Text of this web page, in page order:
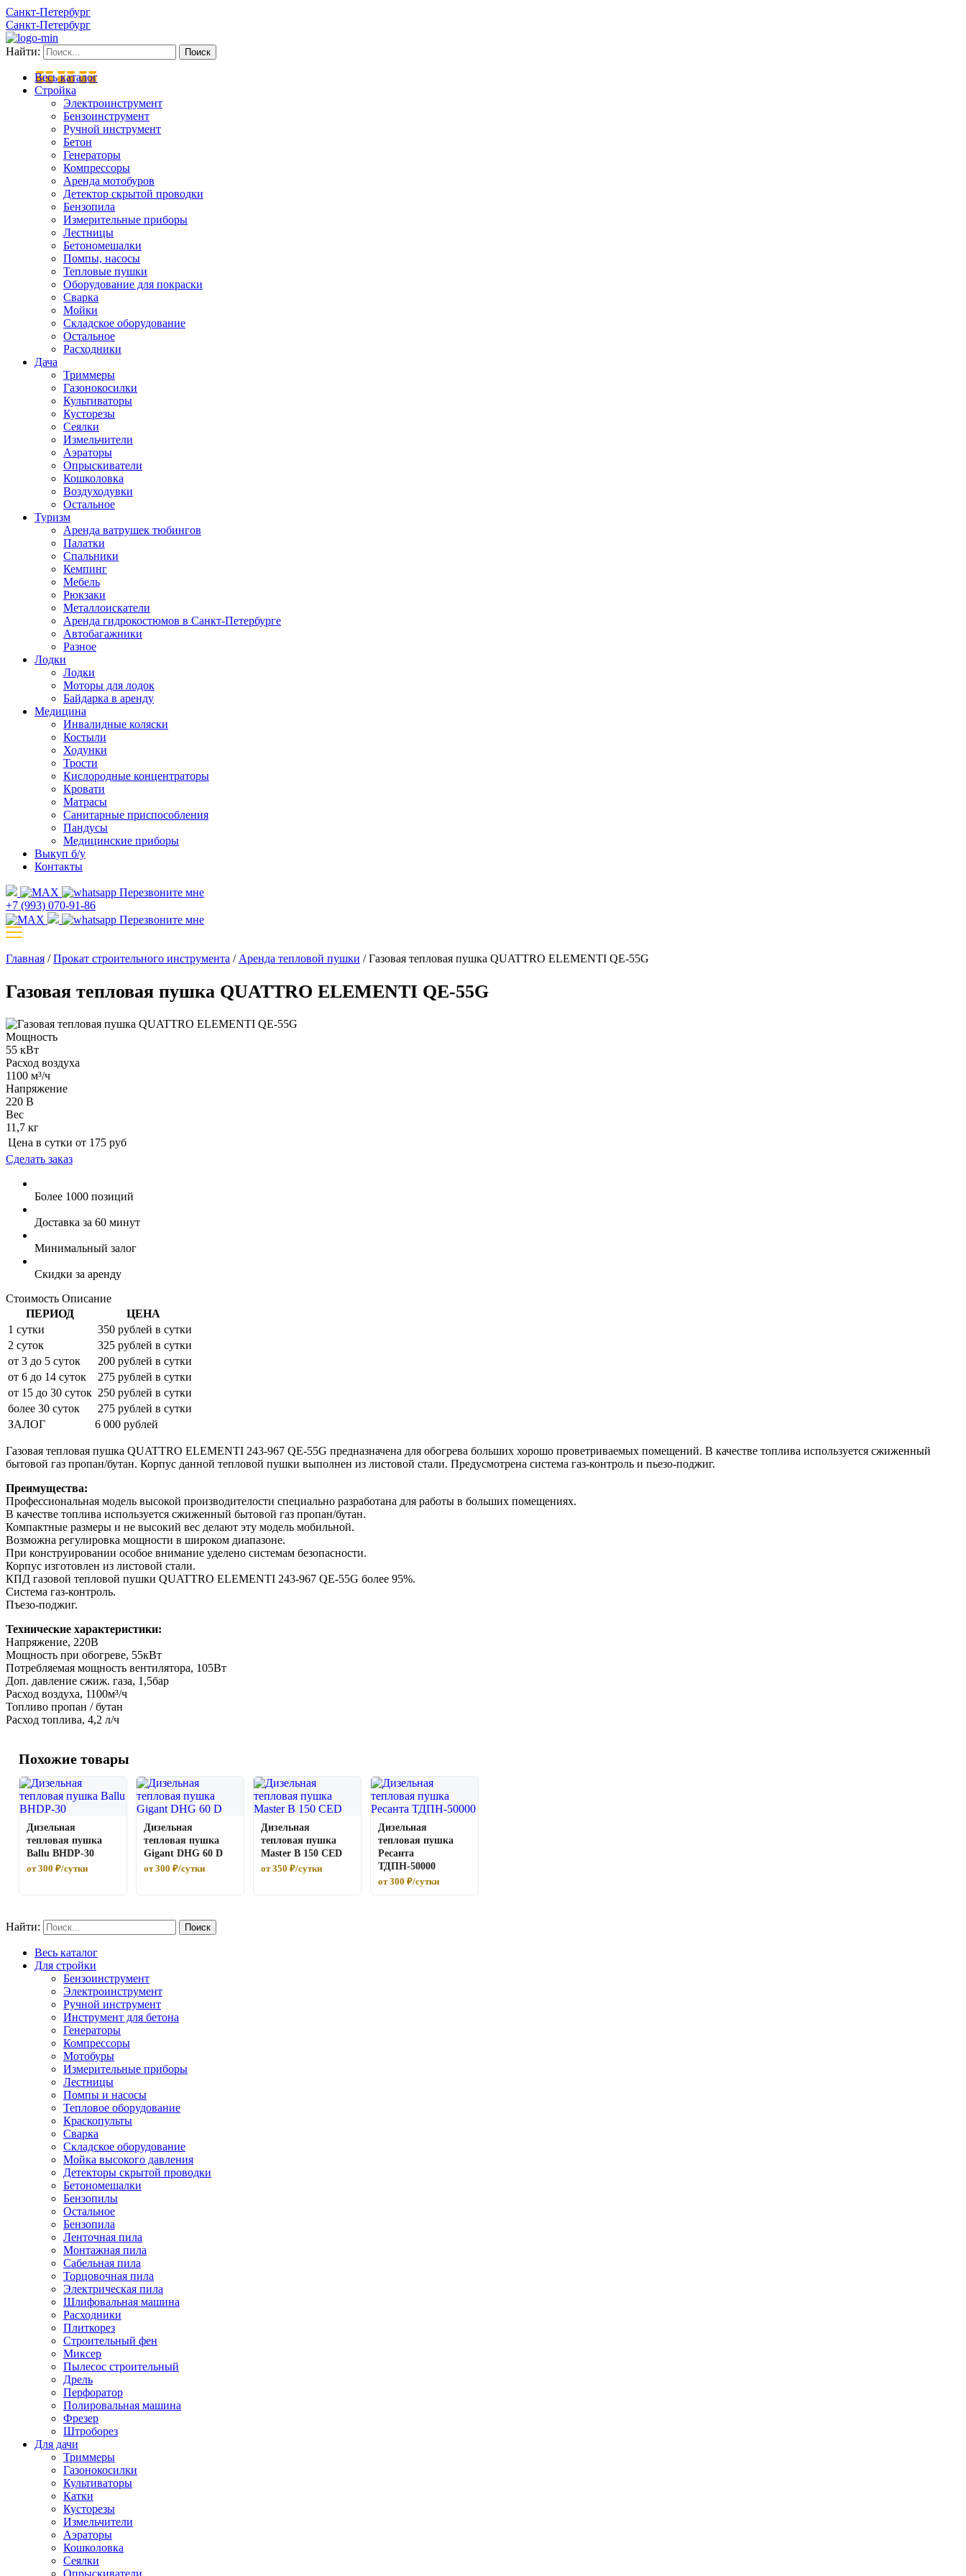
Санкт-Петербург
Санкт-Петербург
Найти:
Весь каталог
Стройка
Электроинструмент
Бензоинструмент
Ручной инструмент
Бетон
Генераторы
Компрессоры
Аренда мотобуров
Детектор скрытой проводки
Бензопила
Измерительные приборы
Лестницы
Бетономешалки
Помпы, насосы
Тепловые пушки
Оборудование для покраски
Сварка
Мойки
Складское оборудование
Остальное
Расходники
Дача
Триммеры
Газонокосилки
Культиваторы
Кусторезы
Сеялки
Измельчители
Аэраторы
Опрыскиватели
Кошколовка
Воздуходувки
Остальное
Туризм
Аренда ватрушек тюбингов
Палатки
Спальники
Кемпинг
Мебель
Рюкзаки
Металлоискатели
Аренда гидрокостюмов в Санкт-Петербурге
Автобагажники
Разное
Лодки
Лодки
Моторы для лодок
Байдарка в аренду
Медицина
Инвалидные коляски
Костыли
Ходунки
Трости
Кислородные концентраторы
Кровати
Матрасы
Санитарные приспособления
Пандусы
Медицинские приборы
Выкуп б/у
Контакты
Перезвоните мне
+7 (993) 070-91-86
Перезвоните мне
Главная /Прокат строительного инструмента / Аренда тепловой пушки /Газовая тепловая пушка QUATTRO ELEMENTI QE-55G
Газовая тепловая пушка QUATTRO ELEMENTI QE-55G
Мощность
55 кВт
Расход воздуха
1100 м³/ч
Напряжение
220 В
Вес
11,7 кг
Цена в сутки от 175 руб
Сделать заказ
Более 1000 позиций
Доставка за 60 минут
Минимальный залог
Скидки за аренду
Стоимость Описание
ПЕРИОД
ЦЕНА
1 сутки
350 рублей в сутки
2 суток
325 рублей в сутки
от 3 до 5 суток
200 рублей в сутки
от 6 до 14 суток
275 рублей в сутки
от 15 до 30 суток 250 рублей в сутки
более 30 суток
275 рублей в сутки
ЗАЛОГ
6 000 рублей
Газовая тепловая пушка QUATTRO ELEMENTI 243-967 QE-55G предназначена для обогрева больших хорошо проветриваемых помещений. В качестве топлива используется сжиженный
бытовой газ пропан/бутан. Корпус данной тепловой пушки выполнен из листовой стали. Предусмотрена система газ-контроль и пьезо-поджиг.
Преимущества:
Профессиональная модель высокой производителости специально разработана для работы в больших помещениях.
В качестве топлива используется сжиженный бытовой газ пропан/бутан.
Компактные размеры и не высокий вес делают эту модель мобильной.
Возможна регулировка мощности в широком диапазоне.
При конструировании особое внимание уделено системам безопасности.
Корпус изготовлен из листовой стали.
КПД газовой тепловой пушки QUATTRO ELEMENTI 243-967 QE-55G более 95%.
Система газ-контроль.
Пъезо-поджиг.
Технические характеристики:
Напряжение, 220В
Мощность при обогреве, 55кВт
Потребляемая мощность вентилятора, 105Вт
Доп. давление сжиж. газа, 1,5бар
Расход воздуха, 1100м³/ч
Топливо пропан / бутан
Расход топлива, 4,2 л/ч
Похожие товары
Дизельная
тепловая пушка
Ballu BHDP-30
от 300 ₽/сутки
Дизельная
тепловая пушка
Gigant DHG 60 D
от 300 ₽/сутки
Дизельная
тепловая пушка
Master B 150 CED
от 350 ₽/сутки
Дизельная
тепловая пушка
Ресанта
ТДПН-50000
от 300 ₽/сутки
Найти:
Весь каталог
Для стройки
Бензоинструмент
Электроинструмент
Ручной инструмент
Инструмент для бетона
Генераторы
Компрессоры
Мотобуры
Измерительные приборы
Лестницы
Помпы и насосы
Тепловое оборудование
Краскопульты
Сварка
Складское оборудование
Мойка высокого давления
Детекторы скрытой проводки
Бетономешалки
Бензопилы
Остальное
Бензопила
Ленточная пила
Монтажная пила
Сабельная пила
Торцовочная пила
Электрическая пила
Шлифовальная машина
Расходники
Плиткорез
Строительный фен
Миксер
Пылесос строительный
Дрель
Перфоратор
Полировальная машина
Фрезер
Штроборез
Для дачи
Триммеры
Газонокосилки
Культиваторы
Катки
Кусторезы
Измельчители
Аэраторы
Кошколовка
Сеялки